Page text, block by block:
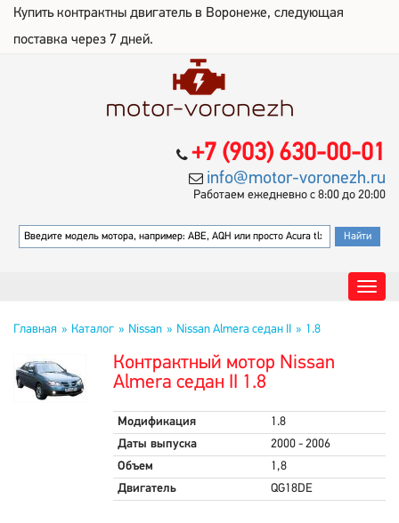
Купить контрактны двигатель в Воронеже, следующая
поставка через 7 дней.
+7 (903) 630-00-01
info@motor-voronezh.ru
Работаем ежедневно с 8:00 до 20:00
Главная Каталог Nissan Nissan Almera седан II 1.8
Контрактный мотор Nissan
Almera седан II 1.8
Модификация
1.8
Даты выпуска
2000 - 2006
Объем
1,8
Двигатель
QG18DE